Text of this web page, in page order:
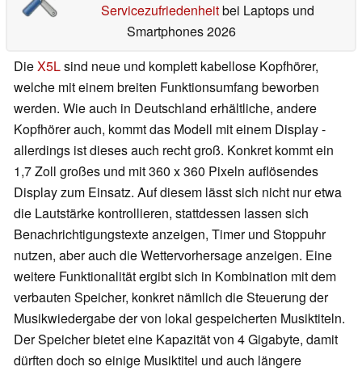
Servicezufriedenheitbei Laptops und
Smartphones 2026
DieX5Lsind neue und komplett kabellose Kopfhörer,
welche mit einem breiten Funktionsumfang beworben
werden. Wie auch in Deutschland erhältliche, andere
Kopfhörer auch, kommt das Modell mit einem Display -
allerdings ist dieses auch recht groß. Konkret kommt ein
1,7 Zoll großes und mit 360 x 360 Pixeln auflösendes
Display zum Einsatz. Auf diesem lässt sich nicht nur etwa
die Lautstärke kontrollieren, stattdessen lassen sich
Benachrichtigungstexte anzeigen, Timer und Stoppuhr
nutzen, aber auch die Wettervorhersage anzeigen. Eine
weitere Funktionalität ergibt sich in Kombination mit dem
verbauten Speicher, konkret nämlich die Steuerung der
Musikwiedergabe der von lokal gespeicherten Musiktiteln.
Der Speicher bietet eine Kapazität von 4 Gigabyte, damit
dürften doch so einige Musiktitel und auch längere